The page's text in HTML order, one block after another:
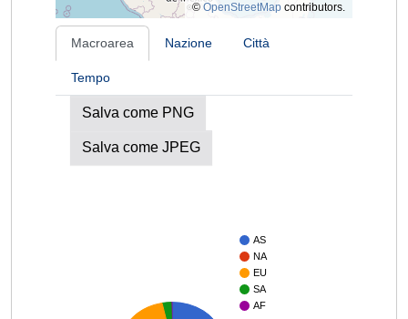
© OpenStreetMap contributors.
Macroarea Nazione Città
Tempo
Salva come PNG
Salva come JPEG
AS
NA
EU
SA
AF